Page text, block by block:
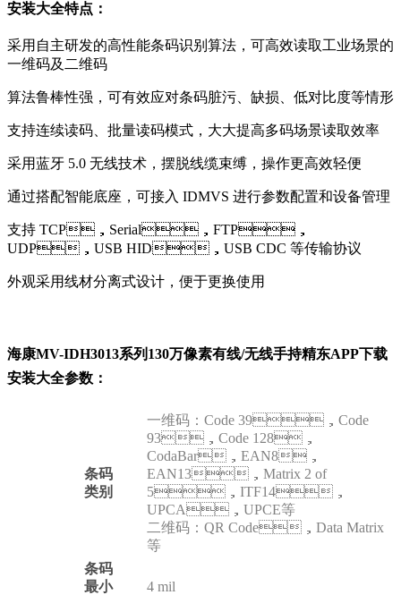
安装大全特点：
采用自主研发的高性能条码识别算法，可高效读取工业场景的
一维码及二维码
算法鲁棒性强，可有效应对条码脏污、缺损、低对比度等情形
支持连续读码、批量读码模式，大大提高多码场景读取效率
采用蓝牙 5.0 无线技术，摆脱线缆束缚，操作更高效轻便
通过搭配智能底座，可接入 IDMVS 进行参数配置和设备管理
支持 TCP，Serial，FTP，
UDP，USB HID，USB CDC 等传输协议
外观采用线材分离式设计，便于更换使用
海康MV-IDH3013系列130万像素有线/无线手持精东APP下载
安装大全参数：
条码
类别
一维码：Code 39，Code
93，Code 128，
CodaBar，EAN8，
EAN13，Matrix 2 of
5，ITF14，
UPCA，UPCE等
二维码：QR Code，Data Matrix
等
条码
最小
4 mil